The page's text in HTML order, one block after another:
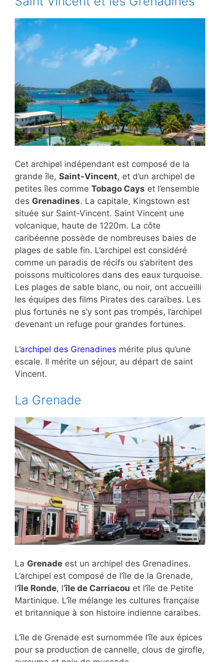
Cet archipel indépendant est composé de la
grande île, Saint-Vincent, et d’un archipel de
petites îles comme Tobago Cays et l’ensemble
des Grenadines. La capitale, Kingstown est
située sur Saint-Vincent. Saint Vincent une
volcanique, haute de 1220m. La côte
caribéenne possède de nombreuses baies de
plages de sable fin. L’archipel est considéré
comme un paradis de récifs ou s’abritent des
poissons multicolores dans des eaux turquoise.
Les plages de sable blanc, ou noir, ont accueilli
les équipes des films Pirates des caraïbes. Les
plus fortunés ne s’y sont pas trompés, l’archipel
devenant un refuge pour grandes fortunes.
L’archipel des Grenadines mérite plus qu’une
escale. Il mérite un séjour, au départ de saint
Vincent.
La Grenade
La Grenade est un archipel des Grenadines.
L’archipel est composé de l’île de la Grenade,
l‘île Ronde, l‘île de Carriacou et l’île de Petite
Martinique. L’île mélange les cultures française
et britannique à son histoire indienne caraïbes.
L’île de Grenade est surnommée l’île aux épices
pour sa production de cannelle, clous de girofle,